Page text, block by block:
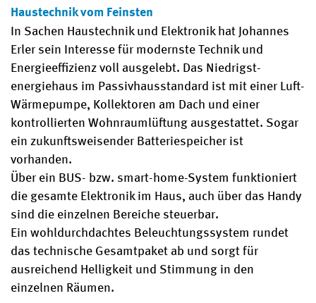
Haustechnik vom Feinsten
In Sachen Haustechnik und Elektronik hat Johannes
Erler sein Interesse für modernste Technik und
Energieeffizienz voll ausgelebt. Das Niedrigst-
energiehaus im Passivhausstandard ist mit einer Luft-
Wärmepumpe, Kollektoren am Dach und einer
kontrollierten Wohnraumlüftung ausgestattet. Sogar
ein zukunftsweisender Batteriespeicher ist
vorhanden.
Über ein BUS- bzw. smart-home-System funktioniert
die gesamte Elektronik im Haus, auch über das Handy
sind die einzelnen Bereiche steuerbar.
Ein wohldurchdachtes Beleuchtungssystem rundet
das technische Gesamtpaket ab und sorgt für
ausreichend Helligkeit und Stimmung in den
einzelnen Räumen.